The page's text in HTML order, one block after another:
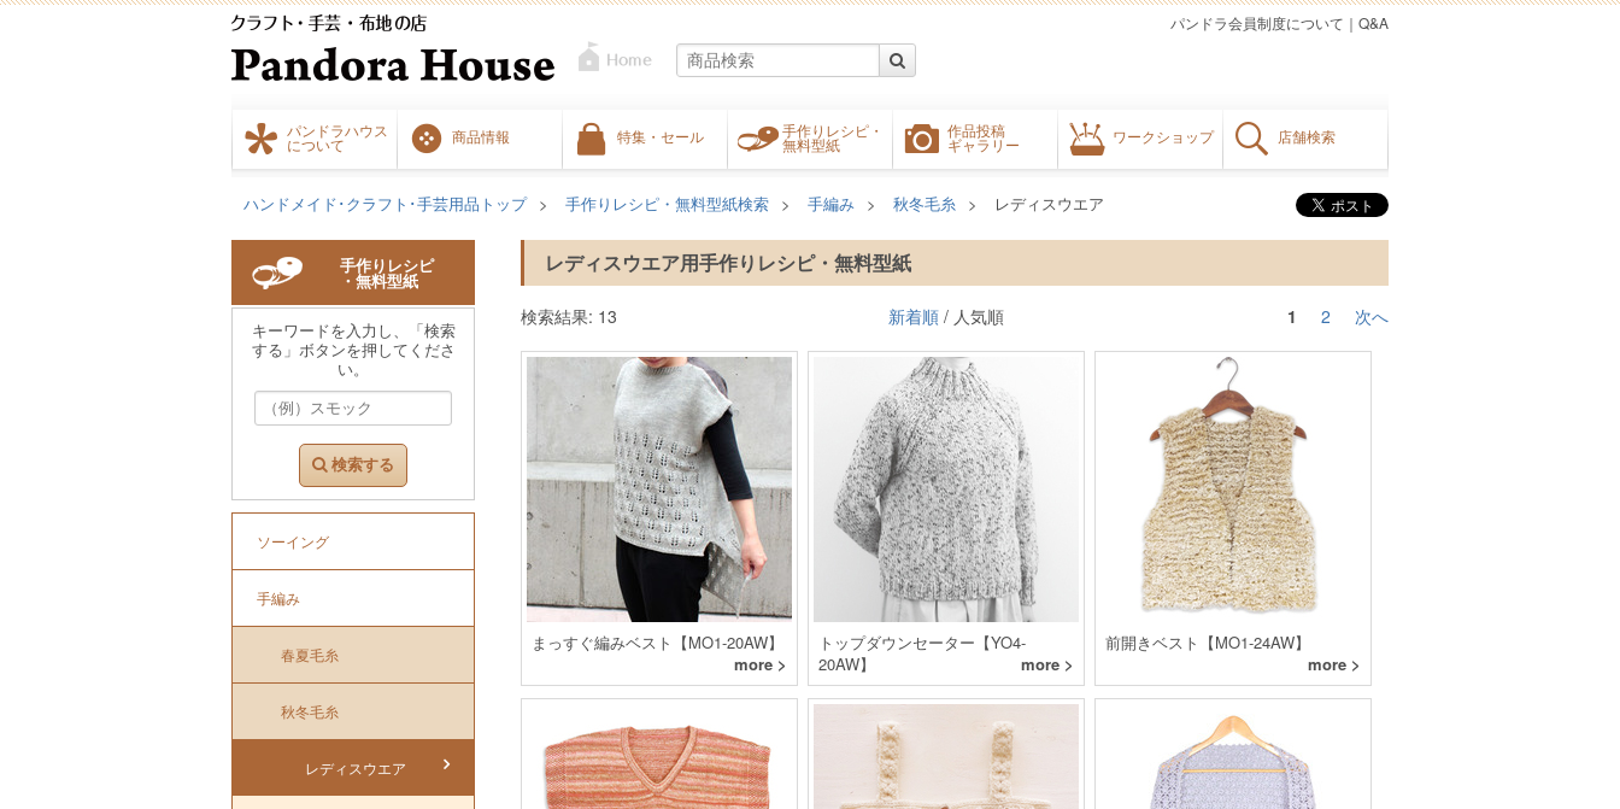
パンドラハウス
について
商品情報 特集・セール
手作りレシピ・
無料型紙
作品投稿
ギャラリー
ワークショップ 店舗検索
Q&A
｜
パンドラ会員制度について
ハンドメイド･クラフト･手芸用品トップ 手作りレシピ・無料型紙検索 手編み 秋冬毛糸 レディスウエア
レディスウエア用手作りレシピ・無料型紙
検索結果: 13 1 2 次へ
新着順 / 人気順
まっすぐ編みベスト【MO1-20AW】
more >
トップダウンセーター【YO4-
20AW】
more >
前開きベスト【MO1-24AW】
more >
手作りレシピ
・無料型紙
キーワードを入力し、「検索
する」ボタンを押してくださ
い。
検索する
ソーイング
手編み
春夏毛糸
秋冬毛糸
レディスウエア